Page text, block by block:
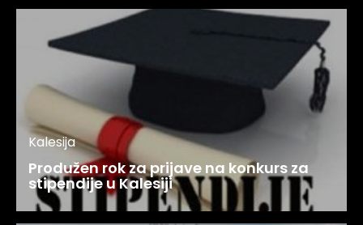
Kalesija
Produžen rok za prijave na konkurs za
stipendije u Kalesiji